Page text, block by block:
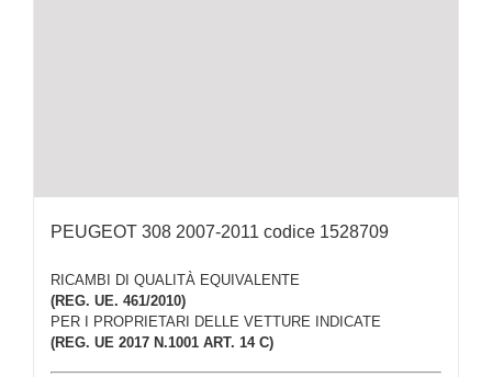
PEUGEOT 308 2007-2011 codice 1528709
RICAMBI DI QUALITÀ EQUIVALENTE
(REG. UE. 461/2010)
PER I PROPRIETARI DELLE VETTURE INDICATE
(REG. UE 2017 N.1001 ART. 14 C)